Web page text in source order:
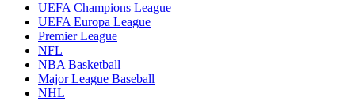
UEFA Champions League
UEFA Europa League
Premier League
NFL
NBA Basketball
Major League Baseball
NHL